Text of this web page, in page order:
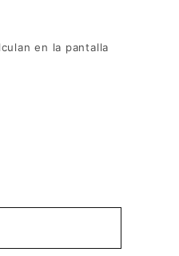
en la pantalla